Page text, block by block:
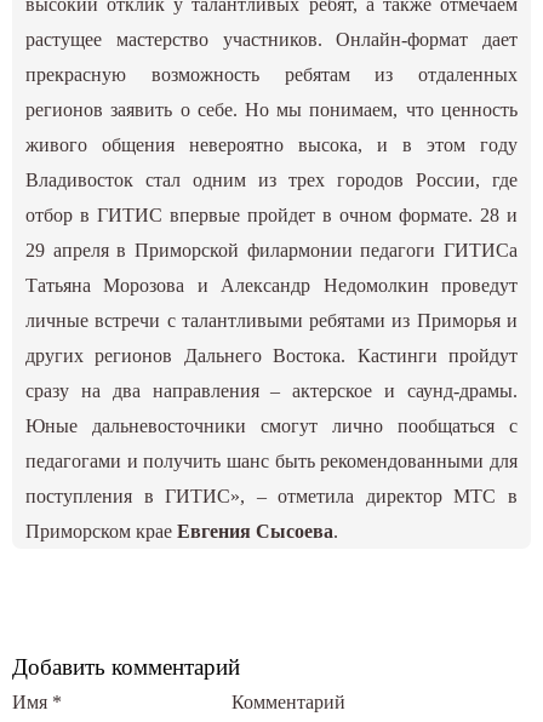
растущее мастерство участников. Онлайн-формат дает
прекрасную возможность ребятам из отдаленных
регионов заявить о себе. Но мы понимаем, что ценность
живого общения невероятно высока, и в этом году
Владивосток стал одним из трех городов России, где
отбор в ГИТИС впервые пройдет в очном формате. 28 и
29 апреля в Приморской филармонии педагоги ГИТИСа
Татьяна Морозова и Александр Недомолкин проведут
личные встречи с талантливыми ребятами из Приморья и
других регионов Дальнего Востока. Кастинги пройдут
сразу на два направления – актерское и саунд-драмы.
Юные дальневосточники смогут лично пообщаться с
педагогами и получить шанс быть рекомендованными для
поступления в ГИТИС», – отметила директор МТС в
Приморском краеЕвгения Сысоева.
Добавить комментарий
Комментарий
Имя *